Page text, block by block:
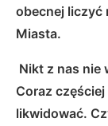
obecnej liczyć
Miasta.
Nikt z nas nie
Coraz częściej
likwidować.